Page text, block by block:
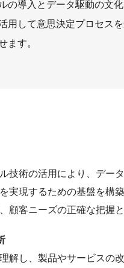
の導入とデータ駆動の文化
用して意思決定プロセス
ます。
技術の活用により、デー
実現するための基盤を構築
顧客ニーズの正確な把握
解し、製品やサービスの